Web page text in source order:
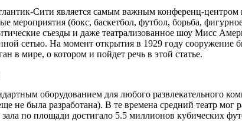
Сити является самым важным конференц-
мероприятия (бокс, баскетбол, футбол, борьба,
съезды и даже театрализованное шоу Мисс
сетью. На момент открытия в 1929 году
в мире, о котором и пойдет речь в этой статье.
оборудованием для любого развлекательного
не была разработана). В те времена средний театр
зала по площади достигало 5.5 миллионов кубических